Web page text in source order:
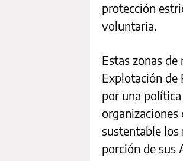
protección
voluntaria.
Estas zonas
Explotación de
por una
organizaciones
sustentable
porción de sus